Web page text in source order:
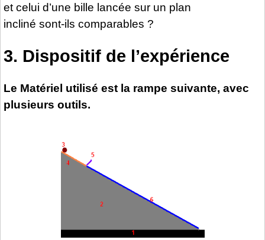
et celui d’une bille lancée sur un plan
incliné sont-ils comparables ?
3. Dispositif de l’expérience
Le Matériel utilisé est la rampe suivante, avec
plusieurs outils.